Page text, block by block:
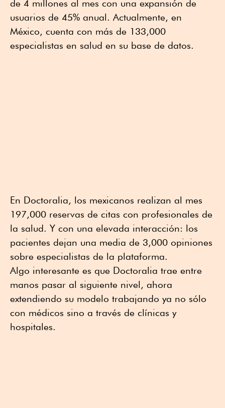
de 4 millones al mes con una expansión de
usuarios de 45% anual. Actualmente, en
México, cuenta con más de 133,000
especialistas en salud en su base de datos.
En Doctoralia, los mexicanos realizan al mes
197,000 reservas de citas con profesionales de
la salud. Y con una elevada interacción: los
pacientes dejan una media de 3,000 opiniones
sobre especialistas de la plataforma.
Algo interesante es que Doctoralia trae entre
manos pasar al siguiente nivel, ahora
extendiendo su modelo trabajando ya no sólo
con médicos sino a través de clínicas y
hospitales.